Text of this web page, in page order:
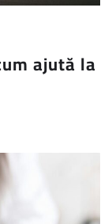
ajută la